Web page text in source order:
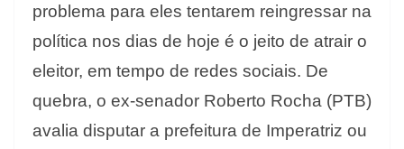
problema para eles tentarem reingressar na
política nos dias de hoje é o jeito de atrair o
eleitor, em tempo de redes sociais. De
quebra, o ex-senador Roberto Rocha (PTB)
avalia disputar a prefeitura de Imperatriz ou